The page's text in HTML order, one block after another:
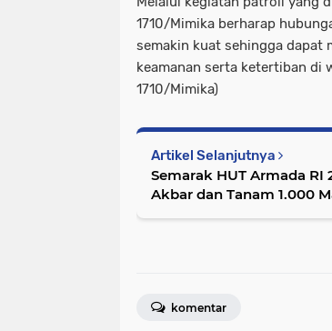
1710/Mimika berharap
semakin kuat sehingga dapat
keamanan serta ketertiban di
1710/Mimika)
Artikel Selanjutnya
Semarak HUT Armada RI
Akbar dan Tanam 1.000
komentar